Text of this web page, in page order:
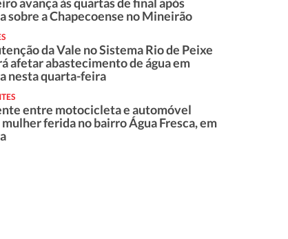
sobre a Chapecoense no Mineirão
da Vale no Sistema Rio de Peixe
afetar abastecimento de água em
nesta quarta-feira
entre motocicleta e automóvel
ferida no bairro Água Fresca, em